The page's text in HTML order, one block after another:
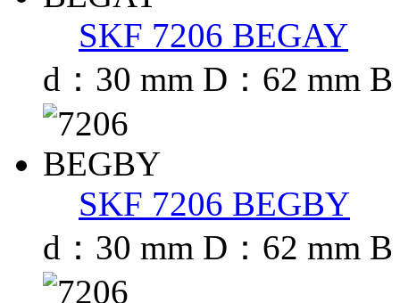
SKF 7206 BEGAY
d：30 mm D：62 mm
SKF 7206 BEGBY
d：30 mm D：62 mm